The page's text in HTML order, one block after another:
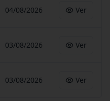
04/08/2026 Ver
03/08/2026 Ver
03/08/2026 Ver